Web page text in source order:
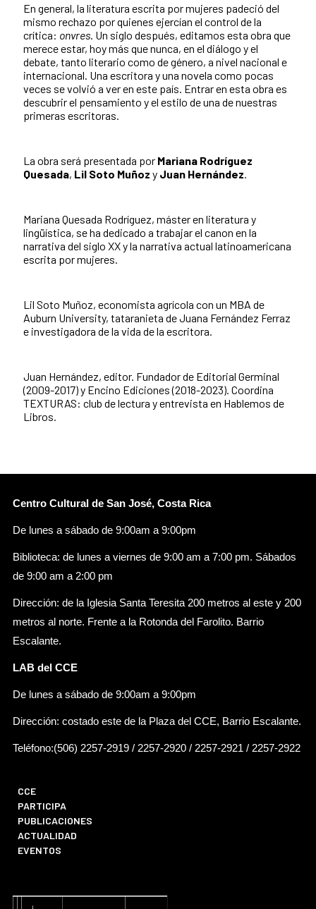
En general, la literatura escrita por mujeres padeció del
mismo rechazo por quienes ejercían el control de la
crítica: onvres . Un siglo después, editamos esta obra que
merece estar, hoy más que nunca, en el diálogo y el
debate, tanto literario como de género, a nivel nacional e
internacional. Una escritora y una novela como pocas
veces se volvió a ver en este país. Entrar en esta obra es
descubrir el pensamiento y el estilo de una de nuestras
primeras escritoras.
La obra será presentada por Mariana Rodríguez
Quesada, Lil Soto Muñoz y Juan Hernández
Mariana Quesada Rodríguez, máster en literatura y
lingüística, se ha dedicado a trabajar el canon en la
narrativa del siglo XX y la narrativa actual latinoamericana
escrita por mujeres.
Lil Soto Muñoz, economista agrícola con un MBA de
Auburn University, tataranieta de Juana Fernández Ferraz
e investigadora de la vida de la escritora.
Juan Hernández, editor. Fundador de Editorial Germinal
(2009-2017) y Encino Ediciones (2018-2023). Coordina
TEXTURAS: club de lectura y entrevista en Hablemos de
Libros.
Centro Cultural de San José, Costa Rica
De lunes a sábado de 9:00am a 9:00pm
Biblioteca: de lunes a viernes de 9:00 am a 7:00 pm. Sábados
de 9:00 am a 2:00 pm
Dirección: de la Iglesia Santa Teresita 200 metros al este y 200
metros al norte. Frente a la Rotonda del Farolito. Barrio
Escalante.
LAB del CCE
De lunes a sábado de 9:00am a 9:00pm
Dirección: costado este de la Plaza del CCE, Barrio Escalante.
Teléfono:(506) 2257-2919 / 2257-2920 / 2257-2921 / 2257-2922
CCE
PARTICIPA
PUBLICACIONES
ACTUALIDAD
EVENTOS